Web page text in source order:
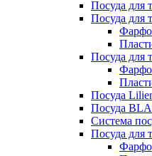
Посуда для
Посуда для
Посуда для
Посуда
Посуда
Система
Посуда для